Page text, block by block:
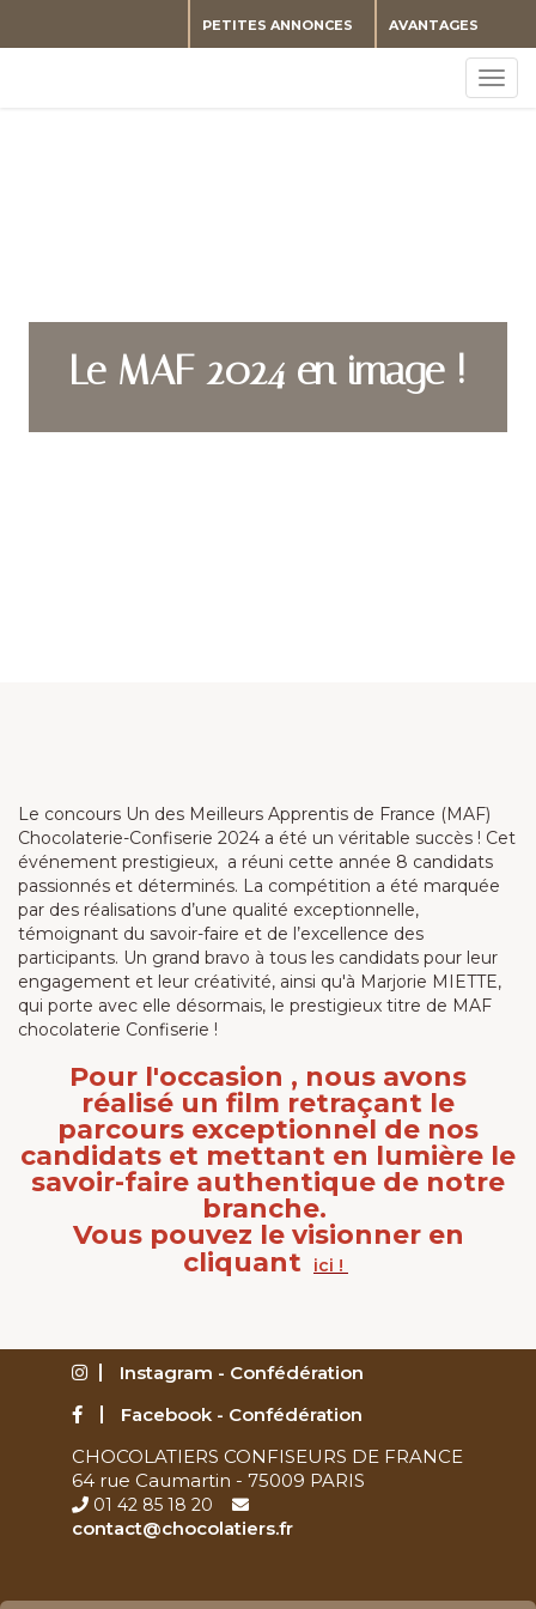
AVANTAGES
PETITES ANNONCES
Le MAF 2024 en image !
Le concours Un des Meilleurs Apprentis de France (MAF)
Chocolaterie-Confiserie 2024 a été un véritable succès ! Cet
événement prestigieux, a réuni cette année 8 candidats
passionnés et déterminés. La compétition a été marquée
par des réalisations d’une qualité exceptionnelle,
témoignant du savoir-faire et de l’excellence des
participants. Un grand bravo à tous les candidats pour leur
engagement et leur créativité, ainsi qu'à Marjorie MIETTE,
qui porte avec elle désormais, le prestigieux titre de MAF
chocolaterie Confiserie !
Pour l'occasion , nous avons
réalisé un film retraçant le
parcours exceptionnel de nos
candidats et mettant en lumière le
savoir-faire authentique de notre
branche.
Vous pouvez le visionner en
cliquant
ici !
Instagram - Confédération
Facebook - Confédération
CHOCOLATIERS CONFISEURS DE FRANCE
64 rue Caumartin - 75009 PARIS
01 42 85 18 20
contact@chocolatiers.fr